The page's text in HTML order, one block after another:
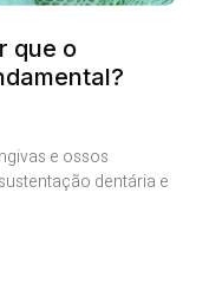
que o
e ossos
dentária e